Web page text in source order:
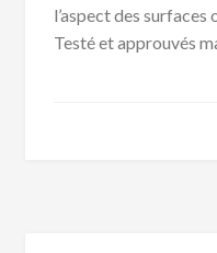
l’aspect des surfaces
Testé et approuvés